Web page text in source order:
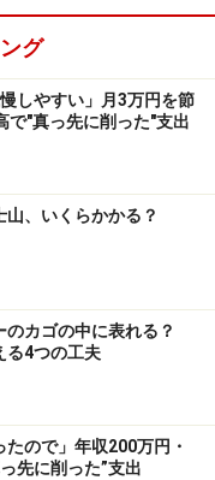
自分自身が現状を変
の貧弱な日本を根
ですね。戦争も早く
てしまいます」
するアンケート
ト
性：76人、女性：
グ
しやすい」月3万円を節
で"真っ先に削った"支出
、いくらかかる？
のカゴの中に表れる？
る4つの工夫
たので」年収200万円・
先に削った”支出